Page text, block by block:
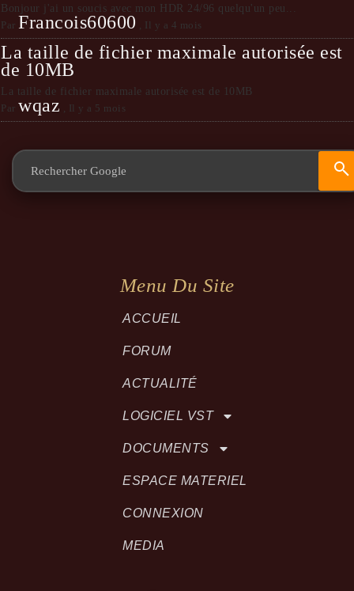
Bonjour j'ai un soucis avec mon HDR 24/96 quelqu'un peu...
Par Francois60600 , Il y a 4 mois
La taille de fichier maximale autorisée est
de 10MB
La taille de fichier maximale autorisée est de 10MB
Par wqaz , Il y a 5 mois
Menu Du Site
ACCUEIL
FORUM
ACTUALITÉ
LOGICIEL VST
DOCUMENTS
ESPACE MATERIEL
CONNEXION
MEDIA